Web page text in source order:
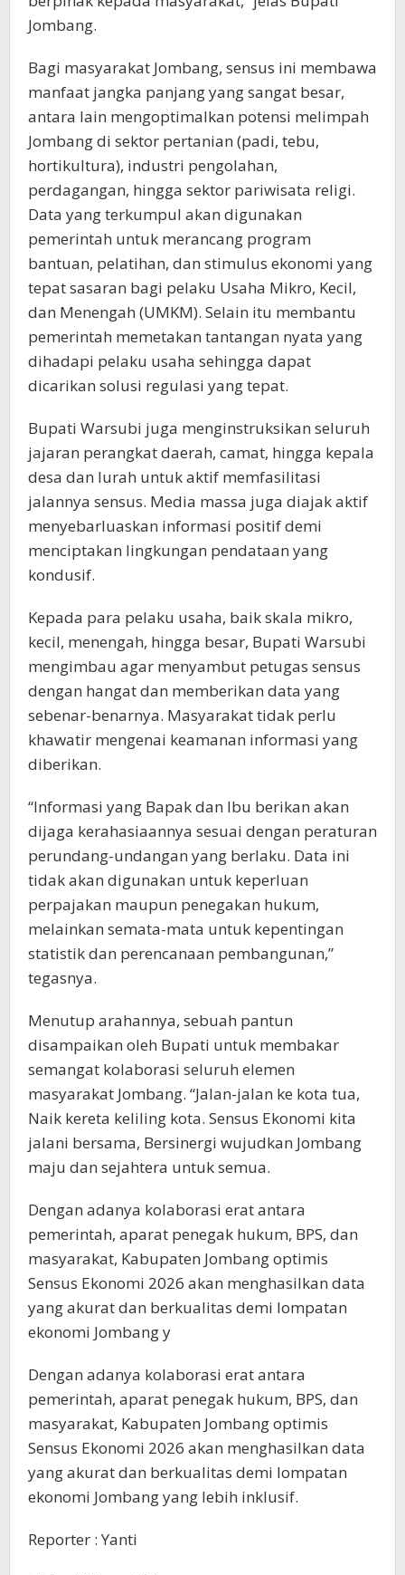
Jombang.
Bagi masyarakat Jombang, sensus ini membawa
manfaat jangka panjang yang sangat besar,
antara lain mengoptimalkan potensi melimpah
Jombang di sektor pertanian (padi, tebu,
hortikultura), industri pengolahan,
perdagangan, hingga sektor pariwisata religi.
Data yang terkumpul akan digunakan
pemerintah untuk merancang program
bantuan, pelatihan, dan stimulus ekonomi yang
tepat sasaran bagi pelaku Usaha Mikro, Kecil,
dan Menengah (UMKM). Selain itu membantu
pemerintah memetakan tantangan nyata yang
dihadapi pelaku usaha sehingga dapat
dicarikan solusi regulasi yang tepat.
Bupati Warsubi juga menginstruksikan seluruh
jajaran perangkat daerah, camat, hingga kepala
desa dan lurah untuk aktif memfasilitasi
jalannya sensus. Media massa juga diajak aktif
menyebarluaskan informasi positif demi
menciptakan lingkungan pendataan yang
kondusif.
Kepada para pelaku usaha, baik skala mikro,
kecil, menengah, hingga besar, Bupati Warsubi
mengimbau agar menyambut petugas sensus
dengan hangat dan memberikan data yang
sebenar-benarnya. Masyarakat tidak perlu
khawatir mengenai keamanan informasi yang
diberikan.
“Informasi yang Bapak dan Ibu berikan akan
dijaga kerahasiaannya sesuai dengan peraturan
perundang-undangan yang berlaku. Data ini
tidak akan digunakan untuk keperluan
perpajakan maupun penegakan hukum,
melainkan semata-mata untuk kepentingan
statistik dan perencanaan pembangunan,”
tegasnya.
Menutup arahannya, sebuah pantun
disampaikan oleh Bupati untuk membakar
semangat kolaborasi seluruh elemen
masyarakat Jombang. “Jalan-jalan ke kota tua,
Naik kereta keliling kota. Sensus Ekonomi kita
jalani bersama, Bersinergi wujudkan Jombang
maju dan sejahtera untuk semua.
Dengan adanya kolaborasi erat antara
pemerintah, aparat penegak hukum, BPS, dan
masyarakat, Kabupaten Jombang optimis
Sensus Ekonomi 2026 akan menghasilkan data
yang akurat dan berkualitas demi lompatan
ekonomi Jombang y
Dengan adanya kolaborasi erat antara
pemerintah, aparat penegak hukum, BPS, dan
masyarakat, Kabupaten Jombang optimis
Sensus Ekonomi 2026 akan menghasilkan data
yang akurat dan berkualitas demi lompatan
ekonomi Jombang yang lebih inklusif.
Reporter : Yanti